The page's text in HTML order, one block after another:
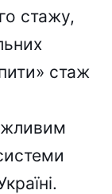
стажу,
стаж